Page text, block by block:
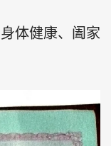
体健康、阖家